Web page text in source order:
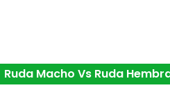
Ruda Macho Vs Ruda